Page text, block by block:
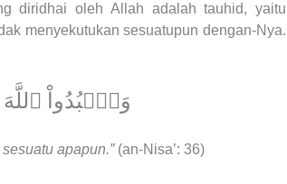
diridhai oleh Allah adalah tauhid, yaitu
menyekutukan sesuatupun dengan-Nya.
وَٱعۡبُدُواْ
apapun.”(an-Nisa’: 36)